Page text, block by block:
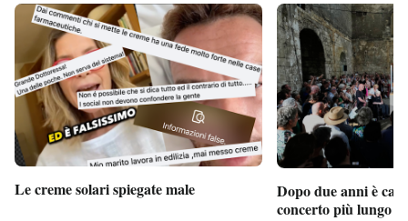
Le creme solari spiegate male
Dopo due anni è
concerto più lungo